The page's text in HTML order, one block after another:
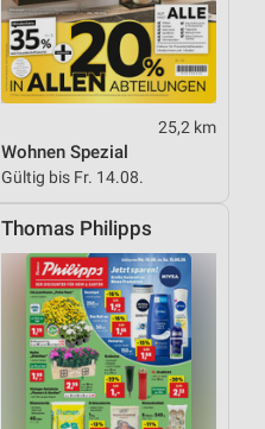
25,2 km
Wohnen Spezial
Gültig bis Fr. 14.08.
Thomas Philipps